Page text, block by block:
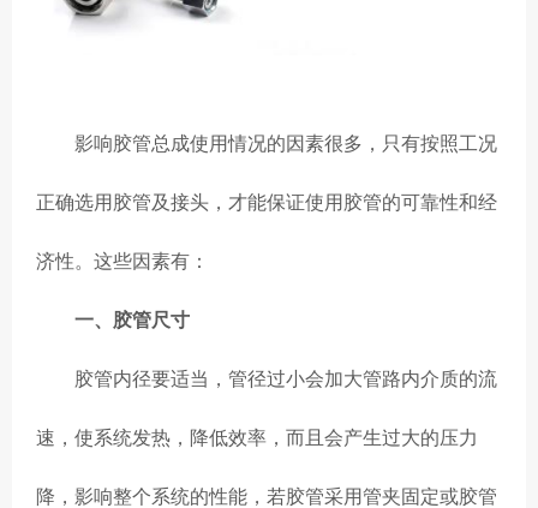
影响胶管总成使用情况的因素很多，只有按照工况
正确选用胶管及接头，才能保证使用胶管的可靠性和经
济性。这些因素有：
一、胶管尺寸
胶管内径要适当，管径过小会加大管路内介质的流
速，使系统发热，降低效率，而且会产生过大的压力
降，影响整个系统的性能，若胶管采用管夹固定或胶管